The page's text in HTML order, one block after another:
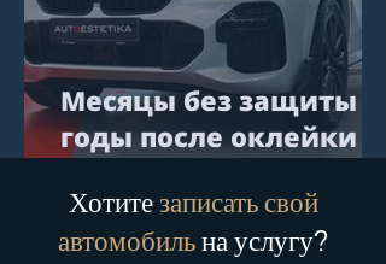
Месяцы без защиты vs
годы после оклейки
разница, которую
нельзя игнорировать
Хотитезаписать свой
автомобильна услугу?